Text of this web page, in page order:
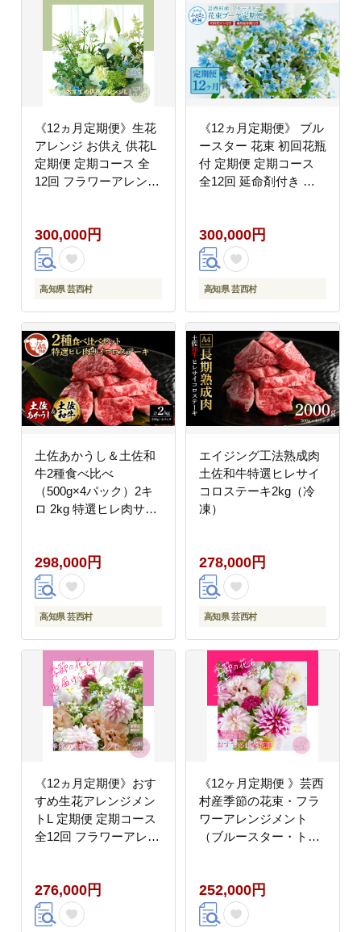
《12ヵ月定期便》生花
アレンジ お供え 供花L
定期便 定期コース 全
12回 フラワーアレンジ
供花 花束 はな 花 法要
お盆 お花 おすすめ
300,000円
高知県 芸西村
《12ヵ月定期便》 ブル
ースター 花束 初回花瓶
付 定期便 定期コース
全12回 延命剤付き ラ
すすめ 可愛い キレイ
おしゃれ 自宅 職場 ギ
フト
300,000円
高知県 芸西村
土佐あかうし＆土佐和
牛2種食べ比べ
（500g×4パック）2キ
ロ 2kg 特選ヒレ肉サイ
赤牛 和牛 国産 エイジ
ングビーフ エイジング
工法 熟成肉
298,000円
高知県 芸西村
エイジング工法熟成肉
土佐和牛特選ヒレサイ
コロステーキ2kg（冷
凍）
278,000円
高知県 芸西村
《12ヵ月定期便》おす
すめ生花アレンジメン
トL 定期便 定期コース
全12回 フラワーアレン
すすめ 可愛い キレイ
おしゃれ 季節のお花
276,000円
《12ヶ月定期便 》芸西
村産季節の花束・フラ
ワーアレンジメント
（ブルースター・トル
252,000円